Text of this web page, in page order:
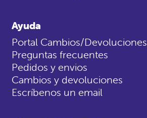
Ayuda
Portal Cambios/Devoluciones
Preguntas frecuentes
Pedidos y envios
Cambios y devoluciones
Escríbenos un email